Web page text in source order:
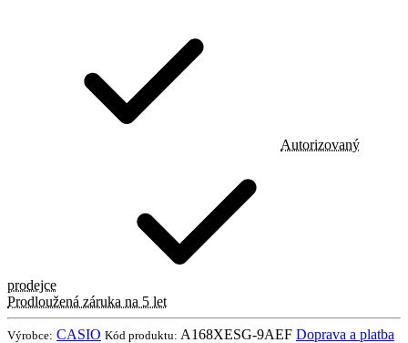
Autorizovaný
prodejce
Prodloužená záruka na 5 let
Výrobce: CASIO Kód produktu: A168XESG-9AEF Doprava a platba